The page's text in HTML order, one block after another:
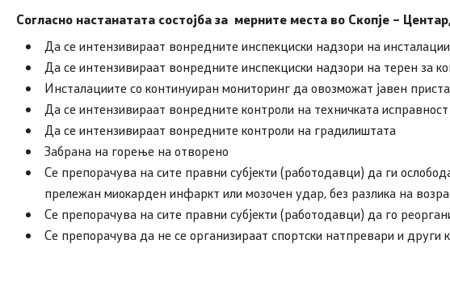
Согласно настанатата состојба за мерните места во Скопје –
Да се интензивираат вонредните инспекциски надзори на
Да се интензивираат вонредните инспекциски надзори на терен за
Инсталациите со континуиран мониторинг да овозможат јавен
Да се интензивираат вонредните контроли на техничката
Да се интензивираат вонредните контроли на градилиштата
Забрана на горење на отворено
Се препорачува на сите правни субјекти (работодавци) да ги
прележан миокарден инфаркт или мозочен удар, без разлика на
Се препорачува на сите правни субјекти (работодавци) да го
Се препорачува да не се организираат спортски натпревари и